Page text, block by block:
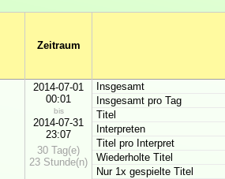
Zeitraum
2014-07-01
00:01
bis
2014-07-31
23:07
30 Tag(e)
23 Stunde(n)
Insgesamt
Insgesamt pro Tag
Titel
Interpreten
Titel pro Interpret
Wiederholte Titel
Nur 1x gespielte Titel